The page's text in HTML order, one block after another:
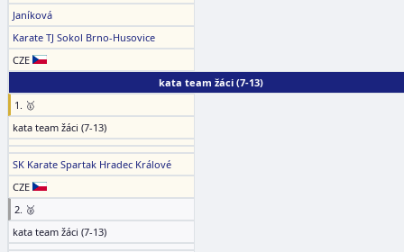
Janíková
Karate TJ Sokol Brno-Husovice
CZE
kata team žáci (7-13)
1. 🥇
kata team žáci (7-13)
SK Karate Spartak Hradec Králové
CZE
2. 🥈
kata team žáci (7-13)